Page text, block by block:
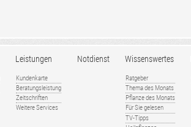
Leistungen
Kundenkarte
Beratungsleistung
Zeitschriften
Weitere Services
Notdienst Wissenswertes
Ratgeber
Thema des Monats
Pflanze des Monats
Für Sie gelesen
TV-Tipps